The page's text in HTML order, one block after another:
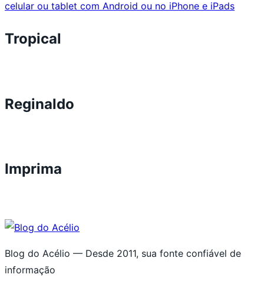
Tropical
Reginaldo
Imprima
Blog do Acélio — Desde 2011, sua fonte confiável de
informação